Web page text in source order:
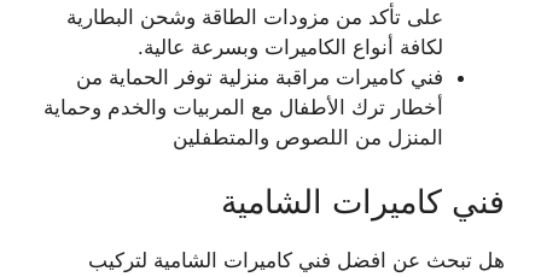
على تأكد من مزودات الطاقة وشحن البطارية
لكافة أنواع الكاميرات وبسرعة عالية.
فني كاميرات مراقبة منزلية توفر الحماية من
أخطار ترك الأطفال مع المربيات والخدم وحماية
المنزل من اللصوص والمتطفلين
فني كاميرات الشامية
هل تبحث عن افضل فني كاميرات الشامية لتركيب